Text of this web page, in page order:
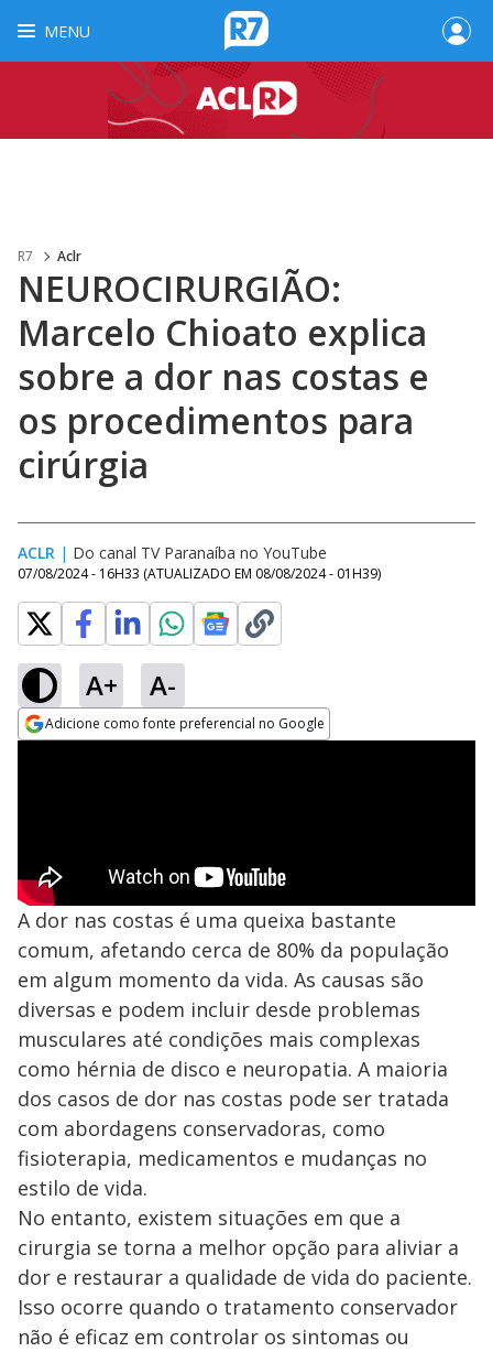
MENU
R7 Aclr
NEUROCIRURGIÃO:
Marcelo Chioato explica
sobre a dor nas costas e
os procedimentos para
cirúrgia
ACLR | Do canal TV Paranaíba no YouTube
07/08/2024 - 16H33 (ATUALIZADO EM 08/08/2024 - 01H39)
A+ A-
Adicione como fonte preferencial no Google
A dor nas costas é uma queixa bastante
comum, afetando cerca de 80% da população
em algum momento da vida. As causas são
diversas e podem incluir desde problemas
musculares até condições mais complexas
como hérnia de disco e neuropatia. A maioria
dos casos de dor nas costas pode ser tratada
com abordagens conservadoras, como
fisioterapia, medicamentos e mudanças no
estilo de vida.
No entanto, existem situações em que a
cirurgia se torna a melhor opção para aliviar a
dor e restaurar a qualidade de vida do paciente.
Isso ocorre quando o tratamento conservador
não é eficaz em controlar os sintomas ou